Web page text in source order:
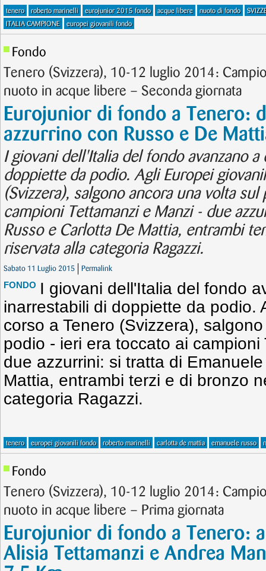
tenero roberto marinelli eurojunior 2015 fondo acque libere nuoto di fondo
ITALIA CAMPIONE
europei giovanili fondo
Fondo
Tenero (Svizzera), 10-12 luglio 2014:
nuoto in acque libere – Seconda giornata
Eurojunior di fondo a Tenero:
azzurrino con Russo e De
I giovani dell'Italia del fondo avanzano
doppiette da podio. Agli Europei
(Svizzera), salgono ancora una volta
campioni Tettamanzi e Manzi - due
Russo e Carlotta De Mattia, entrambi
riservata alla categoria Ragazzi.
Sabato 11 Luglio 2015 Permalink
FONDO I giovani dell'Italia del fondo
inarrestabili di doppiette da podio.
corso a Tenero (Svizzera),
podio - ieri era toccato ai campioni
due azzurrini: si tratta di
Mattia, entrambi terzi e di bronzo
categoria Ragazzi.
tenero europei giovanili fondo roberto marinelli carlotta de mattia emanuele russo
Fondo
Tenero (Svizzera), 10-12 luglio 2014:
nuoto in acque libere – Prima giornata
Eurojunior di fondo a Tenero:
Alisia Tettamanzi e Andrea